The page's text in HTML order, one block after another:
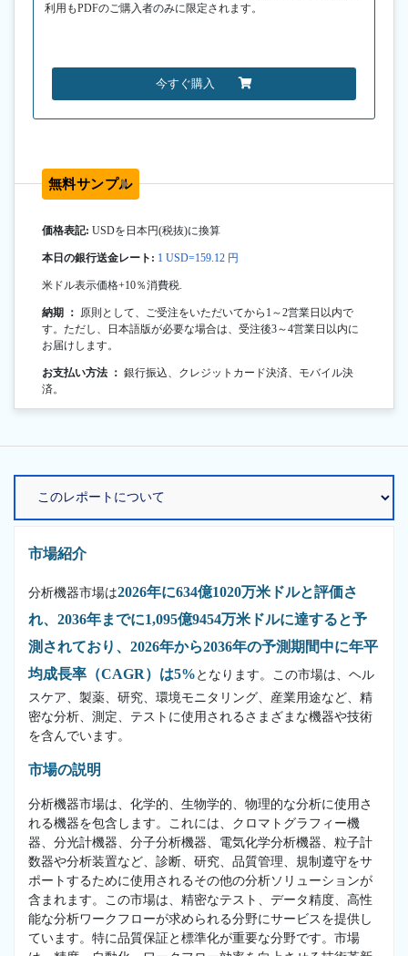
利用もPDFのご購入者のみに限定されます。
今すぐ購入
無料サンプル
価格表記: USDを日本円(税抜)に換算
本日の銀行送金レート: 1 USD=159.12 円
米ドル表示価格+10％消費税.
納期 ： 原則として、ご受注をいただいてから1～2営業日以内で
す。ただし、日本語版が必要な場合は、受注後3～4営業日以内に
お届けします。
お支払い方法 ： 銀行振込、クレジットカード決済、モバイル決
済。
市場紹介
分析機器市場は2026年に634億1020万米ドルと評価さ
れ、2036年までに1,095億9454万米ドルに達すると予
測されており、2026年から2036年の予測期間中に年平
均成長率（CAGR）は5% となります。この市場は、ヘル
スケア、製薬、研究、環境モニタリング、産業用途など、精
密な分析、測定、テストに使用されるさまざまな機器や技術
を含んでいます。
市場の説明
分析機器市場は、化学的、生物学的、物理的な分析に使用さ
れる機器を包含します。これには、クロマトグラフィー機
器、分光計機器、分子分析機器、電気化学分析機器、粒子計
数器や分析装置など、診断、研究、品質管理、規制遵守をサ
ポートするために使用されるその他の分析ソリューションが
含まれます。この市場は、精密なテスト、データ精度、高性
能な分析ワークフローが求められる分野にサービスを提供し
ています。特に品質保証と標準化が重要な分野です。市場